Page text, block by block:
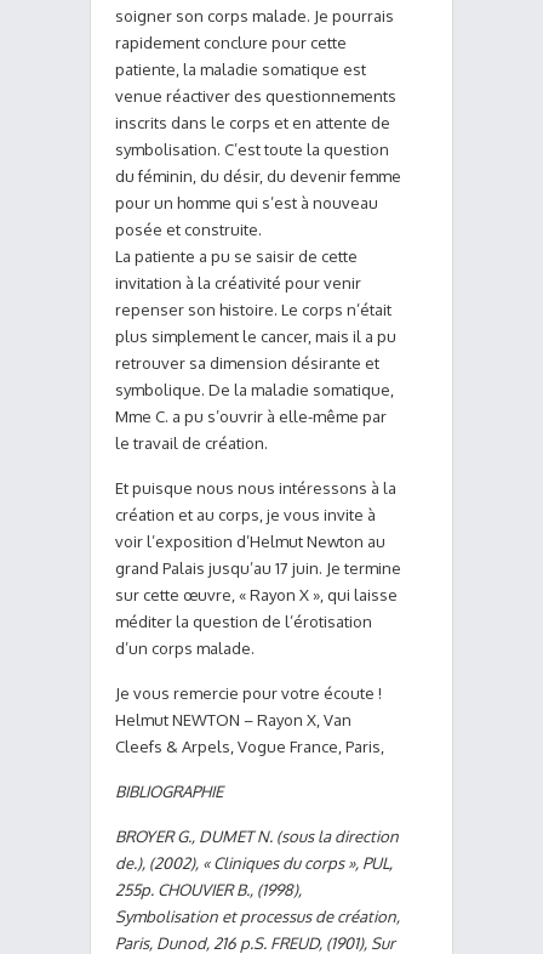
soigner son corps malade. Je pourrais
rapidement conclure pour cette
patiente, la maladie somatique est
venue réactiver des questionnements
inscrits dans le corps et en attente de
symbolisation. C’est toute la question
du féminin, du désir, du devenir femme
pour un homme qui s’est à nouveau
posée et construite.
La patiente a pu se saisir de cette
invitation à la créativité pour venir
repenser son histoire. Le corps n’était
plus simplement le cancer, mais il a pu
retrouver sa dimension désirante et
symbolique. De la maladie somatique,
Mme C. a pu s’ouvrir à elle-même par
le travail de création.
Et puisque nous nous intéressons à la
création et au corps, je vous invite à
voir l’exposition d’Helmut Newton au
grand Palais jusqu’au 17 juin. Je termine
sur cette œuvre, « Rayon X », qui laisse
méditer la question de l’érotisation
d’un corps malade.
Je vous remercie pour votre écoute !
Helmut NEWTON – Rayon X, Van
Cleefs & Arpels, Vogue France, Paris,
BIBLIOGRAPHIE
BROYER G., DUMET N. (sous la direction
de.), (2002), « Cliniques du corps », PUL,
255p. CHOUVIER B., (1998),
Symbolisation et processus de création,
Paris, Dunod, 216 p.S. FREUD, (1901), Sur